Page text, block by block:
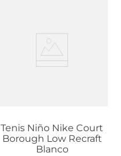
Tenis Niño Nike Court
Borough Low Recraft
Blanco